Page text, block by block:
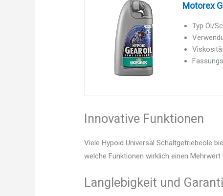
Motorex
Typ Öl/
Innovative Funktionen
Viele Hypoid Universal Schaltgetriebeöle
welche Funktionen wirklich einen
Langlebigkeit und